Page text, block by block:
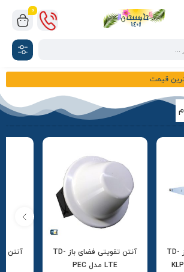
0
قیمت
آنتن تقویتی فضای باز TD-
آنتن تقویتی فضای باز TD-
LTE مدل PEC
آنتن